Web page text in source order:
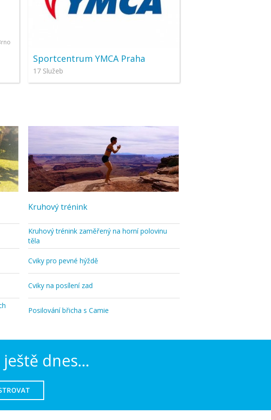
Sportcentrum YMCA Praha
17 Služeb
Kruhový trénink
Kruhový trénink zaměřený na horní polovinu
těla
Cviky pro pevné hýždě
Cviky na posílení zad
Posilování břicha s Camie
dnes...